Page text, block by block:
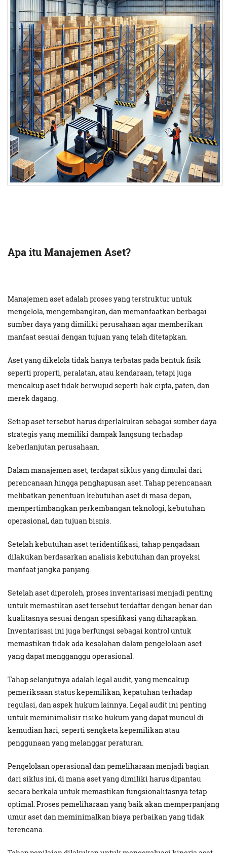
Apa itu Manajemen Aset?
Manajemen aset adalah proses yang terstruktur untuk
mengelola, mengembangkan, dan memanfaatkan berbagai
sumber daya yang dimiliki perusahaan agar memberikan
manfaat sesuai dengan tujuan yang telah ditetapkan.
Aset yang dikelola tidak hanya terbatas pada bentuk fisik
seperti properti, peralatan, atau kendaraan, tetapi juga
mencakup aset tidak berwujud seperti hak cipta, paten, dan
merek dagang.
Setiap aset tersebut harus diperlakukan sebagai sumber daya
strategis yang memiliki dampak langsung terhadap
keberlanjutan perusahaan.
Dalam manajemen aset, terdapat siklus yang dimulai dari
perencanaan hingga penghapusan aset. Tahap perencanaan
melibatkan penentuan kebutuhan aset di masa depan,
mempertimbangkan perkembangan teknologi, kebutuhan
operasional, dan tujuan bisnis.
Setelah kebutuhan aset teridentifikasi, tahap pengadaan
dilakukan berdasarkan analisis kebutuhan dan proyeksi
manfaat jangka panjang.
Setelah aset diperoleh, proses inventarisasi menjadi penting
untuk memastikan aset tersebut terdaftar dengan benar dan
kualitasnya sesuai dengan spesifikasi yang diharapkan.
Inventarisasi ini juga berfungsi sebagai kontrol untuk
memastikan tidak ada kesalahan dalam pengelolaan aset
yang dapat mengganggu operasional.
Tahap selanjutnya adalah legal audit, yang mencakup
pemeriksaan status kepemilikan, kepatuhan terhadap
regulasi, dan aspek hukum lainnya. Legal audit ini penting
untuk meminimalisir risiko hukum yang dapat muncul di
kemudian hari, seperti sengketa kepemilikan atau
penggunaan yang melanggar peraturan.
Pengelolaan operasional dan pemeliharaan menjadi bagian
dari siklus ini, di mana aset yang dimiliki harus dipantau
secara berkala untuk memastikan fungsionalitasnya tetap
optimal. Proses pemeliharaan yang baik akan memperpanjang
umur aset dan meminimalkan biaya perbaikan yang tidak
terencana.